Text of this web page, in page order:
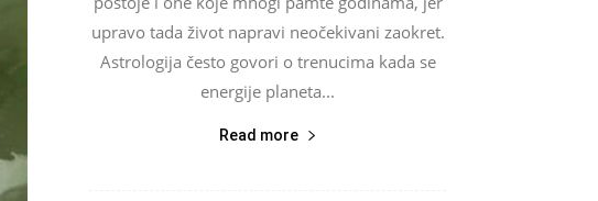
upravo tada život napravi neočekivani zaokret.
Astrologija često govori o trenucima kada se
energije planeta...
Read more